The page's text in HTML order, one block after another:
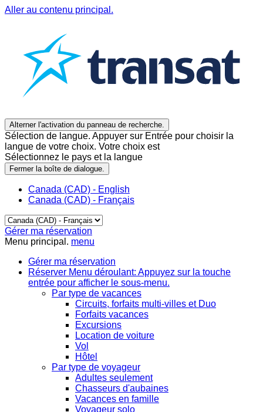
Aller au contenu principal.
Alterner l'activation du panneau de recherche.
Sélection de langue. Appuyer sur Entrée pour choisir la
langue de votre choix. Votre choix est
Sélectionnez le pays et la langue
Fermer la boîte de dialogue.
Canada (CAD) - English
Canada (CAD) - Français
Gérer ma réservation
Menu principal. menu
Gérer ma réservation
Réserver Menu déroulant: Appuyez sur la touche
entrée pour afficher le sous-menu.
Par type de vacances
Circuits, forfaits multi-villes et Duo
Forfaits vacances
Excursions
Location de voiture
Vol
Hôtel
Par type de voyageur
Adultes seulement
Chasseurs d'aubaines
Vacances en famille
Voyageur solo